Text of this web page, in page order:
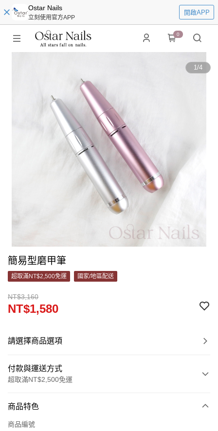
Ostar Nails
立刻使用官方APP
開啟APP
0
1/4
簡易型磨甲筆
超取滿NT$2,500免運 國家/地區配送
NT$3,160
NT$1,580
請選擇商品選項
付款與運送方式
超取滿NT$2,500免運
信用卡一次付款
商品特色
商品編號